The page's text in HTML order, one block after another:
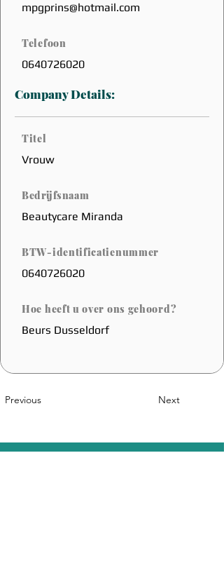
mpgprins@hotmail.com
Telefoon
0640726020
Company Details:
Titel
Vrouw
Bedrijfsnaam
Beautycare Miranda
BTW-identificatienummer
0640726020
Hoe heeft u over ons gehoord?
Beurs Dusseldorf
Previous Next